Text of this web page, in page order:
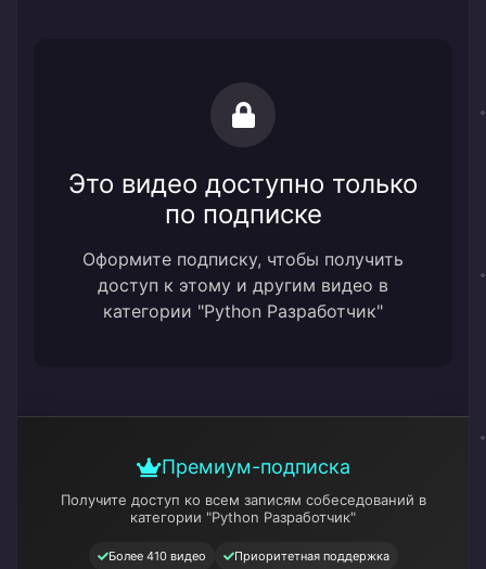
Это видео доступно только
по подписке
Оформите подписку, чтобы получить
доступ к этому и другим видео в
категории "Python Разработчик"
Премиум-подписка
Получите доступ ко всем записям собеседований в
категории "Python Разработчик"
Более 410 видео Приоритетная поддержка